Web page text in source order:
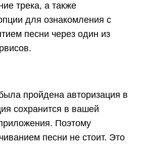
трека, а также
для ознакомления с
песни через один из
пройдена авторизация в
сохранится в вашей
Поэтому
песни не стоит. Это